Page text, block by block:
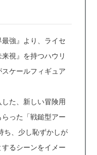
強』より、ライセ
視』を持つハウリ
ケールフィギュア
た、新しい冒険用
った「戦鎚型アー
ち、少し恥ずかしが
るシーンをイメー